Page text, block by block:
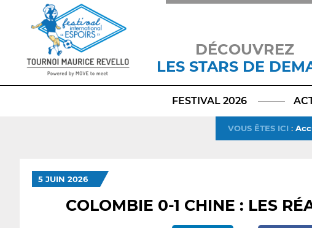
DÉCOUVREZ
LES STARS DE
FESTIVAL 2026
VOUS ÊTES ICI :
5 JUIN 2026
COLOMBIE 0-1 CHINE : LES